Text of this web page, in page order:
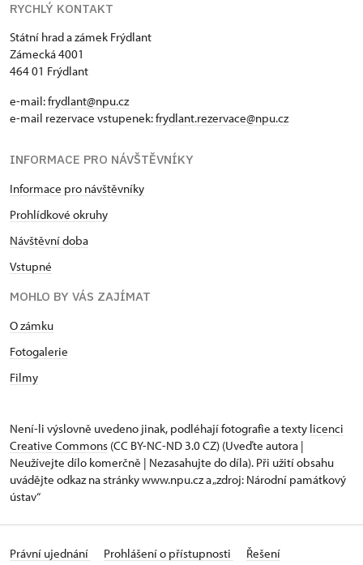
RYCHLÝ KONTAKT
Státní hrad a zámek Frýdlant
Zámecká 4001
464 01 Frýdlant
e-mail:frydlant@npu.cz
e-mail rezervace vstupenek:frydlant.rezervace@npu.cz
INFORMACE PRO NÁVŠTĚVNÍKY
Informace pro návštěvníky
Prohlídkové okruhy
Návštěvní doba
Vstupné
MOHLO BY VÁS ZAJÍMAT
O zámku
Fotogalerie
Filmy
Není-li výslovně uvedeno jinak, podléhají fotografie a texty licenci
Creative Commons (CC BY-NC-ND 3.0 CZ) (Uveďte autora |
Neužívejte dílo komerčně | Nezasahujte do díla). Při užití obsahu
uvádějte odkaz na stránky www.npu.cz a „zdroj: Národní památkový
ústav“
Právní ujednání Prohlášení o přístupnosti
Řešení